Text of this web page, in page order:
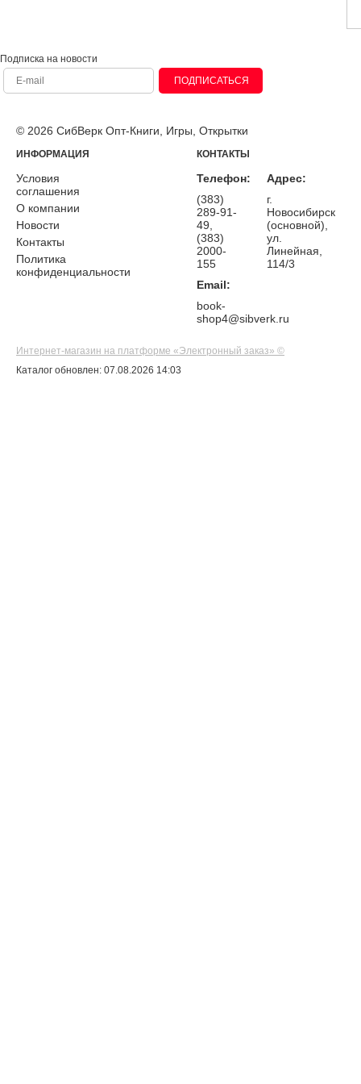
Подписка на новости
ПОДПИСАТЬСЯ
© 2026 СибВерк Опт-Книги, Игры, Открытки
ИНФОРМАЦИЯ
Условия
соглашения
О компании
Новости
Контакты
Политика
конфиденциальности
КОНТАКТЫ
Телефон:
(383)
289-91-
49,
(383)
2000-
155
Email:
book-
shop4@sibverk.ru
Адрес:
г.
Новосибирск
(основной),
ул.
Линейная,
114/3
Интернет-магазин на платформе «Электронный заказ» ©
Каталог обновлен: 07.08.2026 14:03